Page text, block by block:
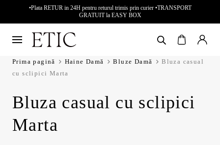
•Plata RETUR in 24H pentru returul trimis prin curier •TRANSPORT
GRATUIT la EASY BOX
Prima pagină Haine Damă Bluze Damă
Bluza casual
cu sclipici Marta
Bluza casual cu sclipici
Marta